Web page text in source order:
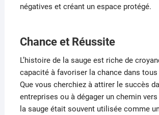
négatives et créant un espace protégé.
Chance et Réussite
L’histoire de la sauge est riche de
capacité à favoriser la chance dans
Que vous cherchiez à attirer le succès
entreprises ou à dégager un chemin
la sauge était souvent utilisée comme